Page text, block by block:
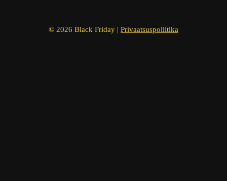
© 2026 Black Friday | Privaatsuspoliitika